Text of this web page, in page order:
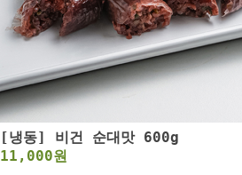
[냉동] 비건 순대맛 600g
11,000원